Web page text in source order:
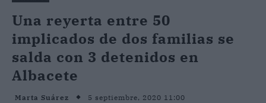
Una reyerta entre 50
implicados de dos familias se
salda con 3 detenidos en
Albacete
Marta Suárez 5 septiembre, 2020 11:00